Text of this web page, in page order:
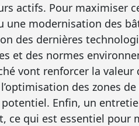
actifs. Pour maximiser
une modernisation des
des dernières
et des normes
vont renforcer la valeur
des zones
Enfin, un
ce qui est essentiel